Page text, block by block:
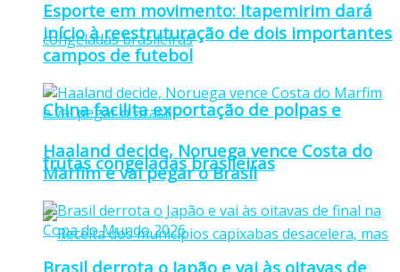
China facilita exportação de polpas e
frutas congeladas brasileiras
Esporte em movimento: Itapemirim dará
início à reestruturação de dois importantes
campos de futebol
Haaland decide, Noruega vence Costa do
Marfim e vai pegar o Brasil
Brasil derrota o Japão e vai às oitavas de